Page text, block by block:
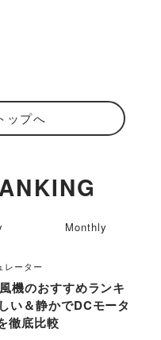
ップへ
レーター
機のおすすめランキ
い＆静かでDCモータ
徹底比較
Monthly